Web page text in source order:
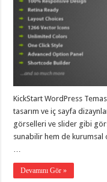
KickStart WordPress
tasarım ve iç sayfa
görselleri ve slider gibi
sunabilir hem de kurumsal
…
Devamını Gör »